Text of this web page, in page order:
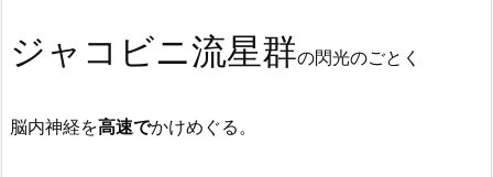
ジャコビニ流星群の閃光のごとく
脳内神経を高速でかけめぐる。